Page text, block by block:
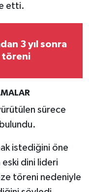
etti.
3 yıl sonra
töreni
sürece
istediğini öne
eski dini lideri
töreni nedeniyle